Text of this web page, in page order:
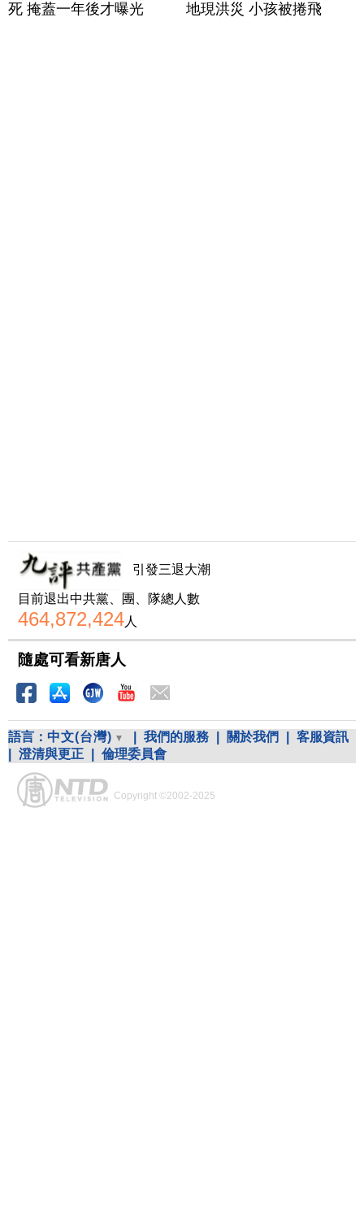
死 掩蓋一年後才曝光
地現洪災 小孩被捲飛
引發三退大潮
目前退出中共黨、團、隊總人數
464,872,424人
隨處可看新唐人
語言： 中文(台灣) 我們的服務 關於我們
客服資訊
澄清與更正 倫理委員會
Copyright ©2002-2025